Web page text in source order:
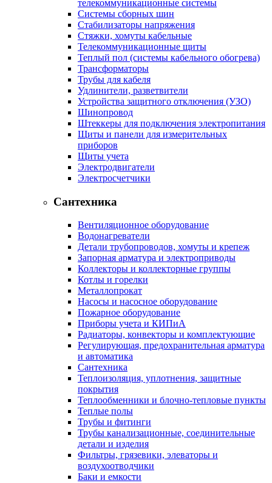
телекоммуникационные системы
Системы сборных шин
Стабилизаторы напряжения
Стяжки, хомуты кабельные
Телекоммуникационные щиты
Теплый пол (системы кабельного обогрева)
Трансформаторы
Трубы для кабеля
Удлинители, разветвители
Устройства защитного отключения (УЗО)
Шинопровод
Штеккеры для подключения электропитания
Щиты и панели для измерительных
приборов
Щиты учета
Электродвигатели
Электросчетчики
Сантехника
Вентиляционное оборудование
Водонагреватели
Детали трубопроводов, хомуты и крепеж
Запорная арматура и электроприводы
Коллекторы и коллекторные группы
Котлы и горелки
Металлопрокат
Насосы и насосное оборудование
Пожарное оборудование
Приборы учета и КИПиА
Радиаторы, конвекторы и комплектующие
Регулирующая, предохранительная арматура
и автоматика
Сантехника
Теплоизоляция, уплотнения, защитные
покрытия
Теплообменники и блочно-тепловые пункты
Теплые полы
Трубы и фитинги
Трубы канализационные, соединительные
детали и изделия
Фильтры, грязевики, элеваторы и
воздухоотводчики
Баки и емкости